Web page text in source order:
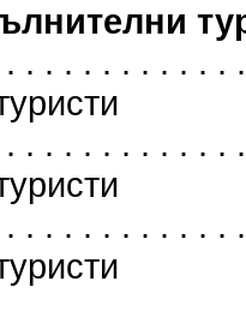
. . . . . . . . . .
. . . . . . . . . .
. . . . . . . . . .